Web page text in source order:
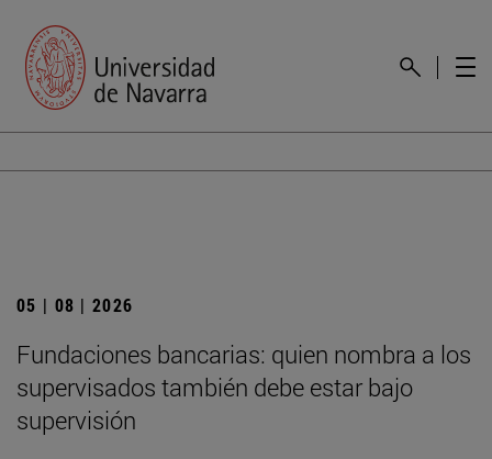
05 | 08 | 2026
Fundaciones bancarias: quien nombra a los
supervisados también debe estar bajo
supervisión